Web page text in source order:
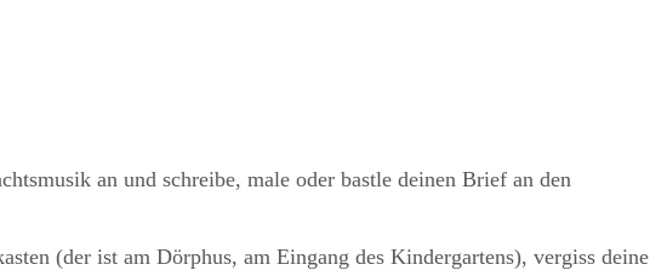
an und schreibe, male oder bastle deinen Brief an den
(der ist am Dörphus, am Eingang des Kindergartens), vergiss deine